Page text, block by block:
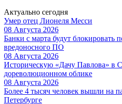
Актуально сегодня
Умер отец Лионеля Месси
08 Августа 2026
Банки с марта будут блокировать
вредоносного ПО
08 Августа 2026
Историческую «Дачу Павлова» в
дореволюционном облике
08 Августа 2026
Более 4 тысяч человек вышли на
Петербурге